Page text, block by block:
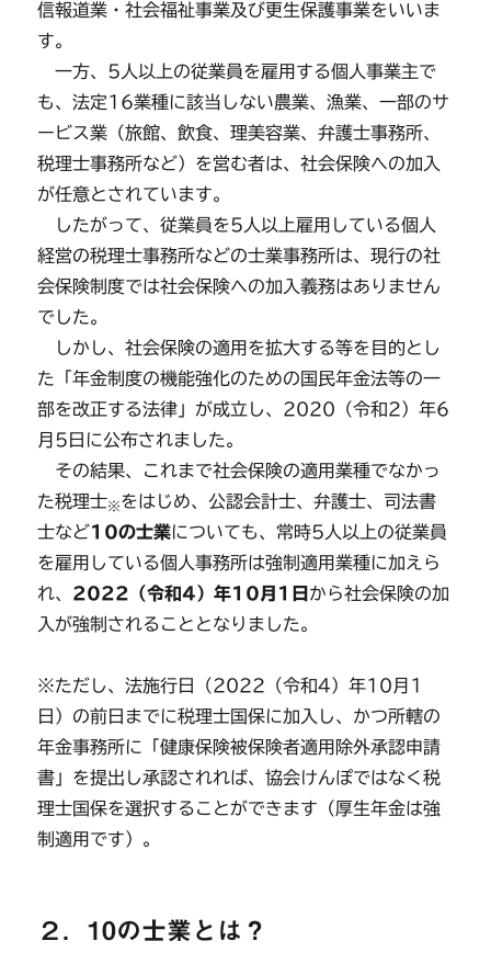
信報道業・社会福祉事業及び更生保護事業をいいま
す。
一方、5人以上の従業員を雇用する個人事業主で
も、法定16業種に該当しない農業、漁業、一部のサ
ービス業（旅館、飲食、理美容業、弁護士事務所、
税理士事務所など）を営む者は、社会保険への加入
が任意とされています。
したがって、従業員を5人以上雇用している個人
経営の税理士事務所などの士業事務所は、現行の社
会保険制度では社会保険への加入義務はありません
でした。
しかし、社会保険の適用を拡大する等を目的とし
た「年金制度の機能強化のための国民年金法等の一
部を改正する法律」が成立し、2020（令和2）年6
月5日に公布されました。
その結果、これまで社会保険の適用業種でなかっ
た税理士※をはじめ、公認会計士、弁護士、司法書
士など10の士業についても、常時5人以上の従業員
を雇用している個人事務所は強制適用業種に加えら
れ、 2022（令和4）年10月1日 から社会保険の加
入が強制されることとなりました。
※ただし、法施行日（2022（令和4）年10月1
日）の前日までに税理士国保に加入し、かつ所轄の
年金事務所に「健康保険被保険者適用除外承認申請
書」を提出し承認されれば、協会けんぽではなく税
理士国保を選択することができます（厚生年金は強
制適用です）。
２．10の士業とは？